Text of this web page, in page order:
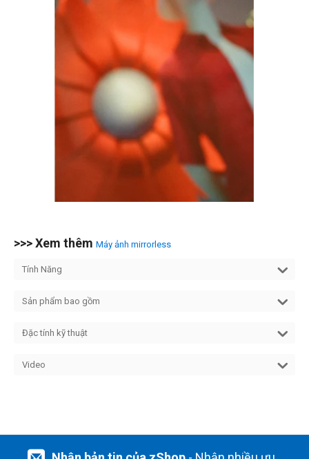
>>> Xem thêm Máy ảnh mirrorless
Tính Năng
Sản phẩm bao gồm
Đặc tính kỹ thuật
Video